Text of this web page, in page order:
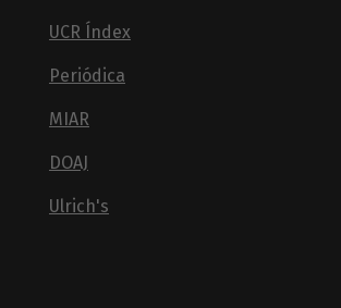
UCR Índex
Periódica
MIAR
DOAJ
Ulrich's